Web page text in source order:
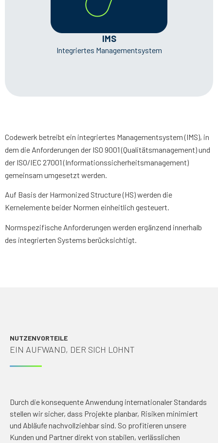
IMS
Integriertes Managementsystem
Codewerk betreibt ein integriertes Managementsystem (IMS), in
dem die Anforderungen der ISO 9001 (Qualitätsmanagement) und
der ISO/IEC 27001 (Informationssicherheitsmanagement)
gemeinsam umgesetzt werden.
Auf Basis der Harmonized Structure (HS) werden die
Kernelemente beider Normen einheitlich gesteuert.
Normspezifische Anforderungen werden ergänzend innerhalb
des integrierten Systems berücksichtigt.
NUTZENVORTEILE
EIN AUFWAND, DER SICH LOHNT
Durch die konsequente Anwendung internationaler Standards
stellen wir sicher, dass Projekte planbar, Risiken minimiert
und Abläufe nachvollziehbar sind. So profitieren unsere
Kunden und Partner direkt von stabilen, verlässlichen